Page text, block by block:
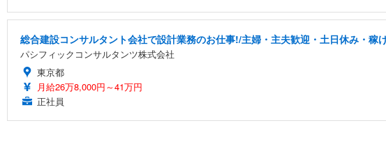
総合建設コンサルタント会社で設計業務のお仕事!/主婦・主夫歓迎・土日休み・稼
パシフィックコンサルタンツ株式会社
東京都
月給26万8,000円～41万円
正社員